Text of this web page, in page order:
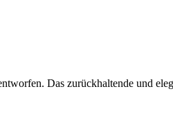
Das zurückhaltende und